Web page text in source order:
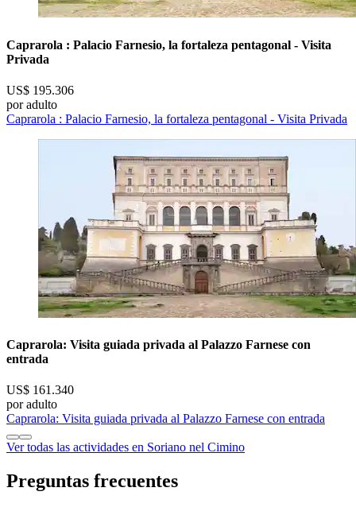
Caprarola : Palacio Farnesio, la fortaleza pentagonal - Visita
Privada
US$ 195.306
por adulto
Caprarola : Palacio Farnesio, la fortaleza pentagonal - Visita Privada
Caprarola: Visita guiada privada al Palazzo Farnese con
entrada
US$ 161.340
por adulto
Caprarola: Visita guiada privada al Palazzo Farnese con entrada
Ver todas las actividades en Soriano nel Cimino
Preguntas frecuentes